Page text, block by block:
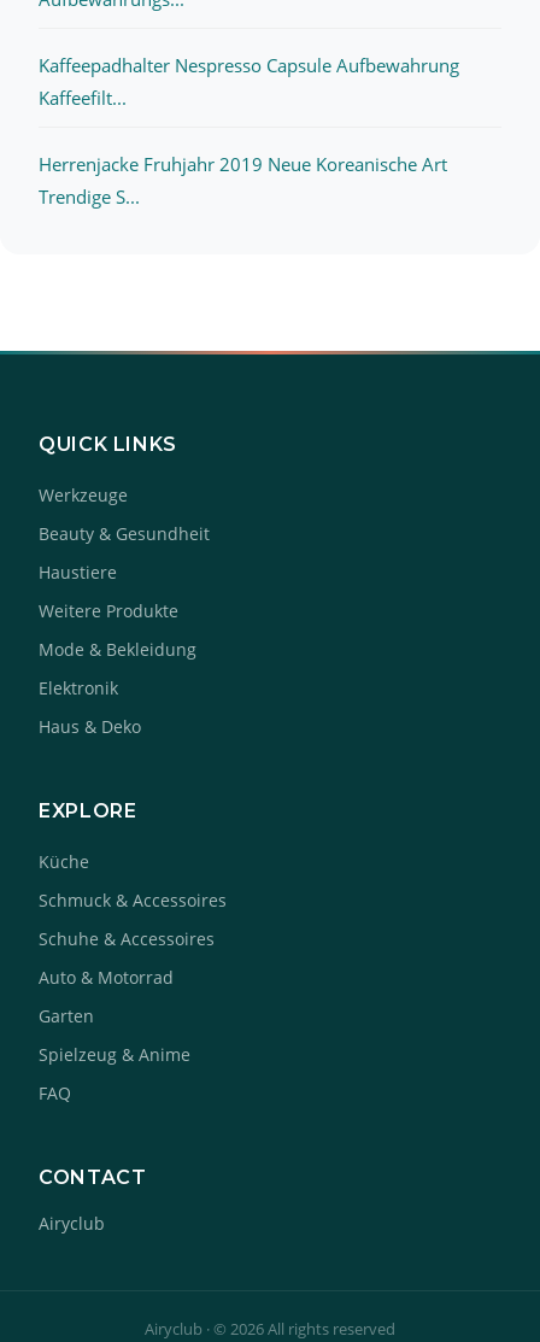
Kaffeepadhalter Nespresso Capsule Aufbewahrung
Kaffeefilt...
Herrenjacke Fruhjahr 2019 Neue Koreanische Art
Trendige S...
QUICK LINKS
Werkzeuge
Beauty & Gesundheit
Haustiere
Weitere Produkte
Mode & Bekleidung
Elektronik
Haus & Deko
EXPLORE
Küche
Schmuck & Accessoires
Schuhe & Accessoires
Auto & Motorrad
Garten
Spielzeug & Anime
FAQ
CONTACT
Airyclub
Airyclub · © 2026 All rights reserved